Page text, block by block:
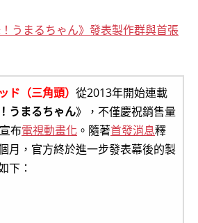
うまるちゃん》發表製作群與首張
ド（三角頭） 從2013年開始連載
うまるちゃん》，不僅慶祝銷售量
布電視動畫化 。隨著首發消息釋
月，官方終於進一步發表幕後的製
下：